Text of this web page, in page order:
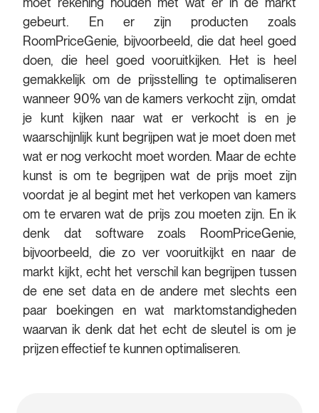
gebeurt. En er zijn producten zoals
RoomPriceGenie, bijvoorbeeld, die dat heel goed
doen, die heel goed vooruitkijken. Het is heel
gemakkelijk om de prijsstelling te optimaliseren
wanneer 90% van de kamers verkocht zijn, omdat
je kunt kijken naar wat er verkocht is en je
waarschijnlijk kunt begrijpen wat je moet doen met
wat er nog verkocht moet worden. Maar de echte
kunst is om te begrijpen wat de prijs moet zijn
voordat je al begint met het verkopen van kamers
om te ervaren wat de prijs zou moeten zijn. En ik
denk dat software zoals RoomPriceGenie,
bijvoorbeeld, die zo ver vooruitkijkt en naar de
markt kijkt, echt het verschil kan begrijpen tussen
de ene set data en de andere met slechts een
paar boekingen en wat marktomstandigheden
waarvan ik denk dat het echt de sleutel is om je
prijzen effectief te kunnen optimaliseren.